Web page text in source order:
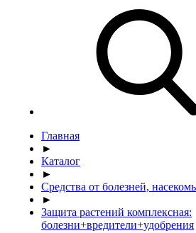
Главная
►
Каталог
►
Средства от болезней,
►
Защита растений комплексная:
болезни+вредители+удобрения